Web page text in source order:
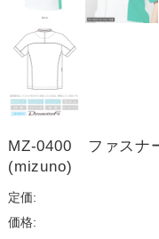
MZ-0400 ファスナ
(mizuno)
定価:
価格: